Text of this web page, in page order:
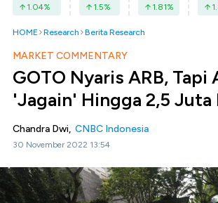
1.04% 1.5% 1.81%
HOME Research Berita Research
MARKET COMMENTARY
GOTO Nyaris ARB, Tapi
'Jagain' Hingga 2,5 Juta
Chandra Dwi, CNBC Indonesia
30 November 2022 13:54